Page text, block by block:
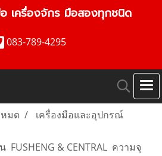
เครื่องจักร มือสองทุกชนิด
083-789-4295
มด
เครื่องมือและอุปกรณ์
& CENTRAL ความจุ